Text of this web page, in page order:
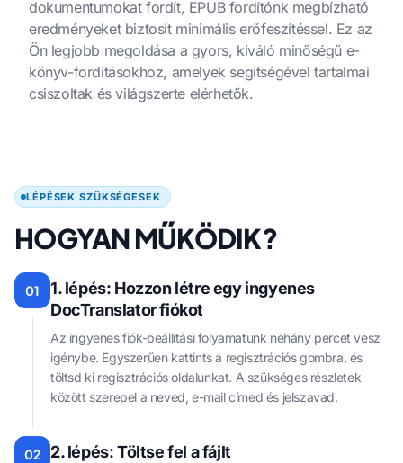
dokumentumokat fordít, EPUB fordítónk megbízható
eredményeket biztosít minimális erőfeszítéssel. Ez az
Ön legjobb megoldása a gyors, kiváló minőségű e-
könyv-fordításokhoz, amelyek segítségével tartalmai
csiszoltak és világszerte elérhetők.
LÉPÉSEK SZÜKSÉGESEK
HOGYAN MŰKÖDIK?
01
1. lépés: Hozzon létre egy ingyenes
DocTranslator fiókot
Az ingyenes fiók-beállítási folyamatunk néhány percet vesz
igénybe. Egyszerűen kattints a regisztrációs gombra, és
töltsd ki regisztrációs oldalunkat. A szükséges részletek
között szerepel a neved, e-mail címed és jelszavad.
02 2. lépés: Töltse fel a fájlt